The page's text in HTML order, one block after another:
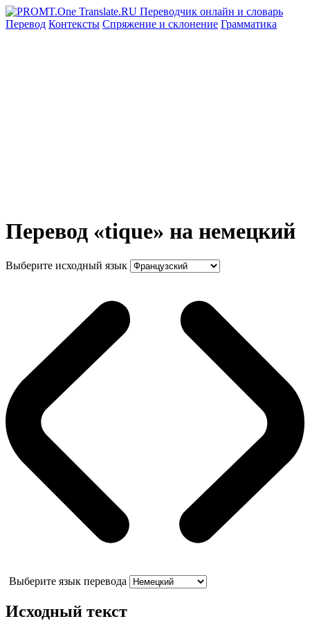
Перевод Контексты Спряжение и склонение Грамматика
Перевод «tique» на немецкий
Выберите исходный язык
Выберите язык перевода
Исходный текст